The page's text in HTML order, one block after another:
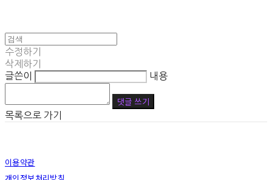
수정하기
삭제하기
글쓴이
내용
댓글 쓰기
목록으로 가기
이용약관